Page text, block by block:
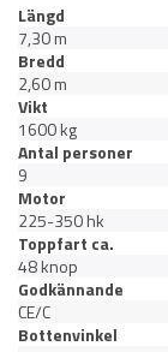
Längd
7,30 m
Bredd
2,60 m
Vikt
1600 kg
Antal personer
9
Motor
225-350 hk
Toppfart ca.
48 knop
Godkännande
CE/C
Bottenvinkel